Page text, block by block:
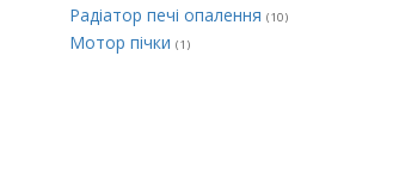
Радіатор печі опалення (10)
Мотор пічки (1)